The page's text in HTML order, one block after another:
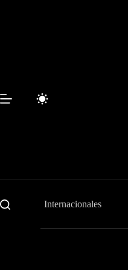
Internacionales